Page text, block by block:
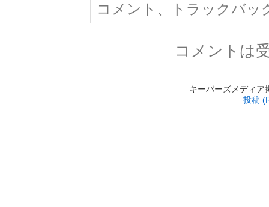
コメント、トラックバッ
コメントは
キーパーズメディ
投稿